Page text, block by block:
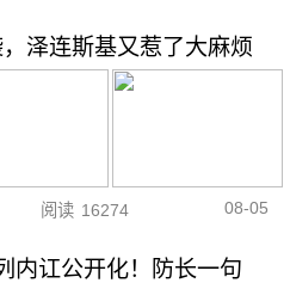
泽连斯基又惹了大麻烦
阅读 16274 08-05
内讧公开化！防长一句